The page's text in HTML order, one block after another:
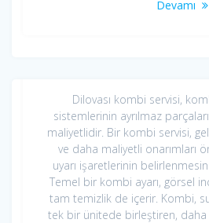
Devamı
Dilovası kombi servisi,
sistemlerinin ayrılmaz
maliyetlidir. Bir kombi servisi,
ve daha maliyetli onarımları
uyarı işaretlerinin
Temel bir kombi ayarı, görsel
tam temizlik de içerir. Kombi, su
tek bir ünitede birleştiren,